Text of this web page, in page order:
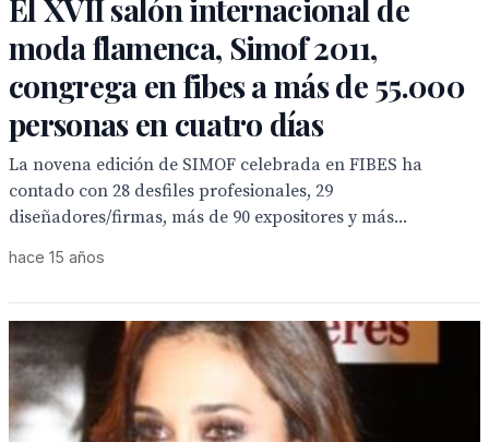
El XVII salón internacional de
moda flamenca, Simof 2011,
congrega en fibes a más de 55.000
personas en cuatro días
La novena edición de SIMOF celebrada en FIBES ha
contado con 28 desfiles profesionales, 29
diseñadores/firmas, más de 90 expositores y más...
hace 15 años